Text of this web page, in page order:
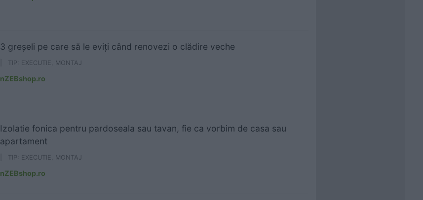
3 greșeli pe care să le eviți când renovezi o clădire veche
| TIP: EXECUTIE, MONTAJ
nZEBshop.ro
Izolatie fonica pentru pardoseala sau tavan, fie ca vorbim de casa sau
apartament
| TIP: EXECUTIE, MONTAJ
nZEBshop.ro